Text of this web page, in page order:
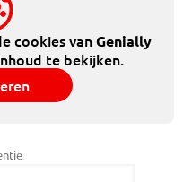
cookies vanGenially
te bekijken.